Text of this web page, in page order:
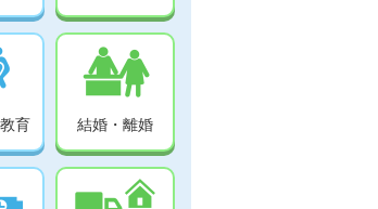
育 結婚・離婚